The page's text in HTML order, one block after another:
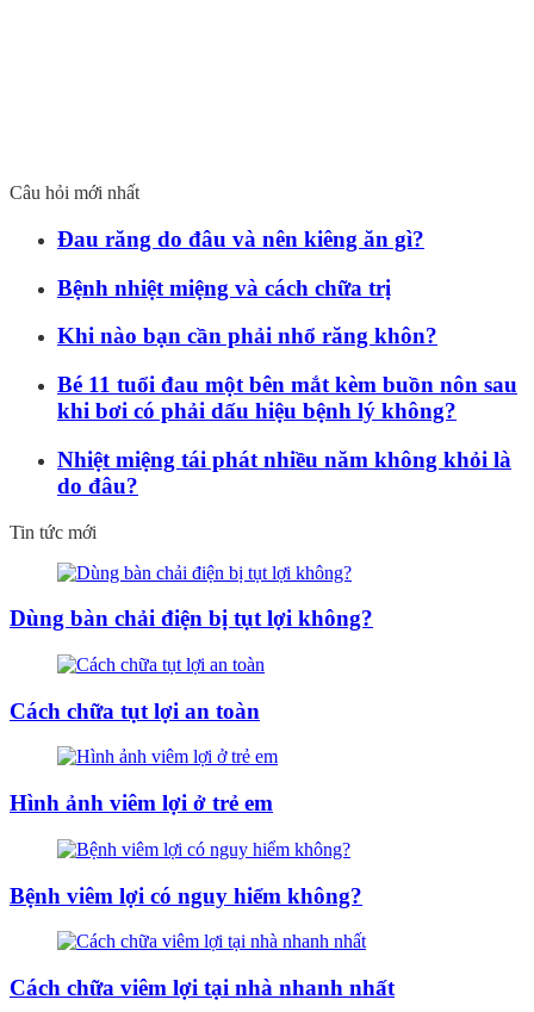
Câu hỏi mới nhất
Đau răng do đâu và nên kiêng ăn gì?
Bệnh nhiệt miệng và cách chữa trị
Khi nào bạn cần phải nhổ răng khôn?
Bé 11 tuổi đau một bên mắt kèm buồn nôn sau
khi bơi có phải dấu hiệu bệnh lý không?
Nhiệt miệng tái phát nhiều năm không khỏi là
do đâu?
Tin tức mới
Dùng bàn chải điện bị tụt lợi không?
Cách chữa tụt lợi an toàn
Hình ảnh viêm lợi ở trẻ em
Bệnh viêm lợi có nguy hiểm không?
Cách chữa viêm lợi tại nhà nhanh nhất